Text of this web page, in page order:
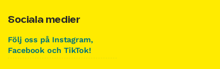
Sociala medier
Följ oss på Instagram,
Facebook och TikTok!